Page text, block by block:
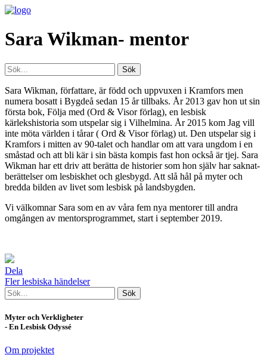
Sara Wikman- mentor
Sara Wikman, författare, är född och uppvuxen i Kramfors men
numera bosatt i Bygdeå sedan 15 år tillbaks. År 2013 gav hon ut sin
första bok, Följa med (Ord & Visor förlag), en lesbisk
kärlekshistoria som utspelar sig i Vilhelmina. År 2015 kom Jag vill
inte möta världen i tårar ( Ord & Visor förlag) ut. Den utspelar sig i
Kramfors i mitten av 90-talet och handlar om att vara ungdom i en
småstad och att bli kär i sin bästa kompis fast hon också är tjej. Sara
Wikman har ett driv att berätta de historier som hon själv har saknat-
berättelser om lesbiskhet och glesbygd. Att slå hål på myter och
bredda bilden av livet som lesbisk på landsbygden.
Vi välkomnar Sara som en av våra fem nya mentorer till andra
omgången av mentorsprogrammet, start i september 2019.
Dela
Fler lesbiska händelser
Myter och Verkligheter
- En Lesbisk Odyssé
Om projektet